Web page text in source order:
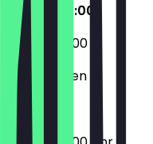
06:00 - 20:00
06:00 - 20:00
Geschlossen